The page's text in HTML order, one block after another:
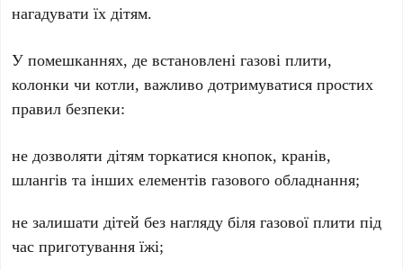
нагадувати їх дітям.
У помешканнях, де встановлені газові плити,
колонки чи котли, важливо дотримуватися простих
правил безпеки:
не дозволяти дітям торкатися кнопок, кранів,
шлангів та інших елементів газового обладнання;
не залишати дітей без нагляду біля газової плити під
час приготування їжі;